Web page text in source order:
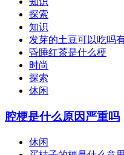
探索
知识
发芽的土豆可以吃吗
昏睡红茶是什么梗
时尚
探索
休闲
腔梗是什么原因严重吗
休闲